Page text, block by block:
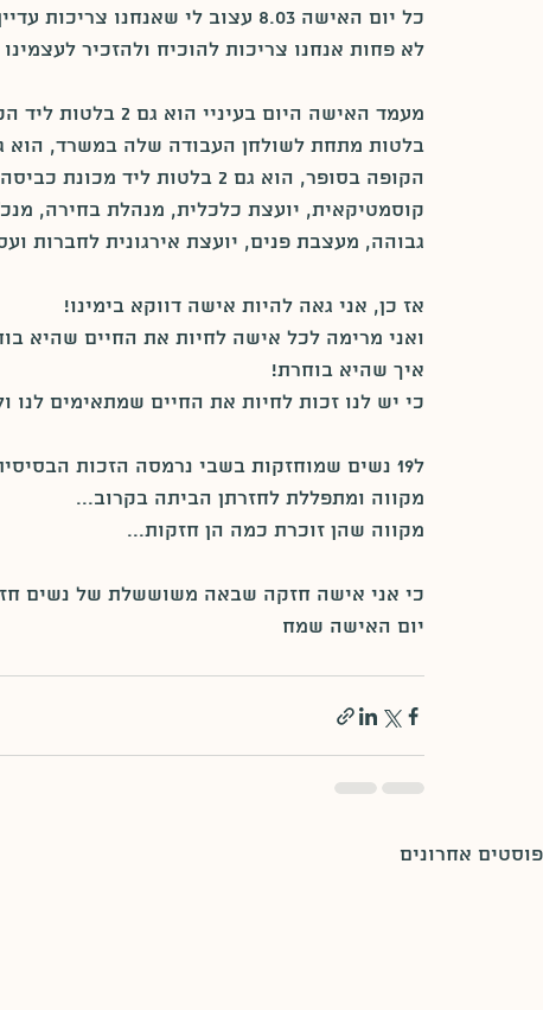
כל יום האישה 8.03 עצוב לי שאנחנו צריכות עדיין להוכיח לסביבה שאישה שווה!
לא פחות אנחנו צריכות להוכיח ולהזכיר
קוסמטיקאית, יועצת כלכלית, מנהלת בחירה,
גבוהה, מעצבת פנים, יועצת אירגונית לחברות
אז כן, אני גאה להיות אישה דווקא בימינו!
ואני מרימה לכל אישה לחיות את החיים שהיא
איך שהיא בוחרת!
כי יש לנו זכות לחיות את החיים שמתאימים לנו
ל19 נשים שמוחזקות בשבי נרמסה הזכות הבסיסית הזאת...
מקווה ומתפללת לחזרתן הביתה בקרוב...
מקווה שהן זוכרת כמה הן חזקות...
כי אני אישה חזקה שבאה משוששלת של נשים
יום האישה שמח
פוסטים אחרונים